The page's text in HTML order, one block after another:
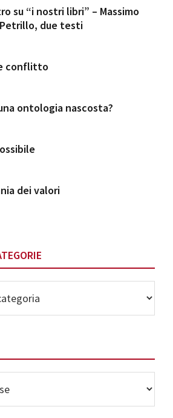
su “i nostri libri” – Massimo
due testi
conflitto
ontologia nascosta?
dei valori